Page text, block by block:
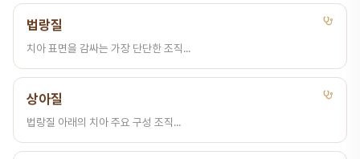
법랑질
치아 표면을 감싸는 가장 단단한 조직...
상아질
법랑질 아래의 치아 주요 구성 조직...